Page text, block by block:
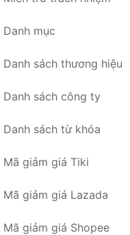
Danh mục
Danh sách thương hiệu
Danh sách công ty
Danh sách từ khóa
Mã giảm giá Tiki
Mã giảm giá Lazada
Mã giảm giá Shopee